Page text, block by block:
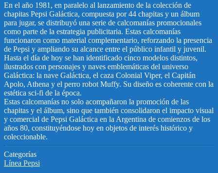
En el año 1981, en paralelo al lanzamiento de la colección de
chapitas Pepsi Galáctica, compuesta por 44 chapitas y un álbum
para jugar, se distribuyó una serie de calcomanías promocionales
como parte de la estrategia publicitaria. Estas calcomanías
funcionaron como material complementario, reforzando la presencia
de Pepsi y ampliando su alcance entre el público infantil y juvenil.
Hasta el día de hoy se han identificado cinco modelos distintos,
ilustrados con personajes y naves emblemáticas del universo
Galáctica: la nave Galáctica, el caza Colonial Viper, el Capitán
Apolo, Athena y el perro robot Muffy. Su diseño es coherente con la
estética sci-fi de la época.
Estas calcomanías no solo acompañaron la promoción de las
chapitas y el álbum, sino que también consolidaron el impacto visual
y comercial de Pepsi Galáctica en la Argentina de comienzos de los
años 80, constituyéndose hoy en objetos de interés histórico y
coleccionable.
Categorías
Línea Pepsi